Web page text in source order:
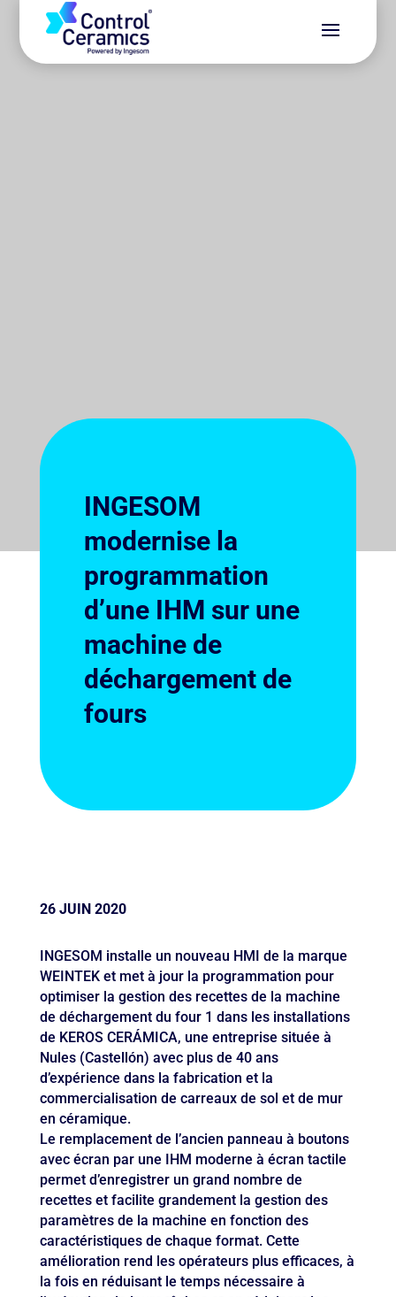
INGESOM
modernise la
programmation
d’une IHM sur une
machine de
déchargement de
fours
26 JUIN 2020
INGESOM installe un nouveau HMI de la marque
WEINTEK et met à jour la programmation pour
optimiser la gestion des recettes de la machine
de déchargement du four 1 dans les installations
de KEROS CERÁMICA, une entreprise située à
Nules (Castellón) avec plus de 40 ans
d’expérience dans la fabrication et la
commercialisation de carreaux de sol et de mur
en céramique.
Le remplacement de l’ancien panneau à boutons
avec écran par une IHM moderne à écran tactile
permet d’enregistrer un grand nombre de
recettes et facilite grandement la gestion des
paramètres de la machine en fonction des
caractéristiques de chaque format. Cette
amélioration rend les opérateurs plus efficaces, à
la fois en réduisant le temps nécessaire à